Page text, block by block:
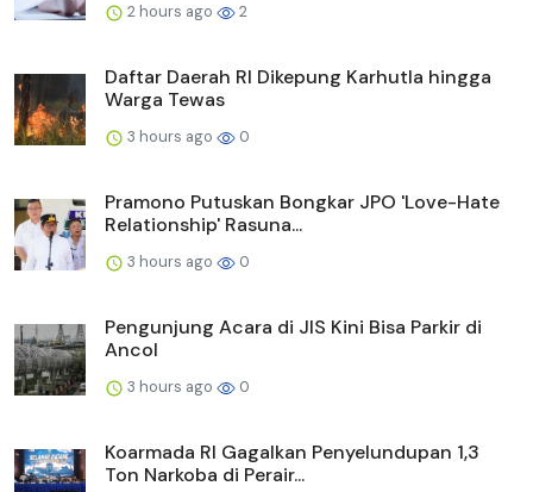
2 hours ago 2
Daftar Daerah RI Dikepung Karhutla hingga
Warga Tewas
3 hours ago 0
Pramono Putuskan Bongkar JPO 'Love-Hate
Relationship' Rasuna...
3 hours ago 0
Pengunjung Acara di JIS Kini Bisa Parkir di
Ancol
3 hours ago 0
Koarmada RI Gagalkan Penyelundupan 1,3
Ton Narkoba di Perair...